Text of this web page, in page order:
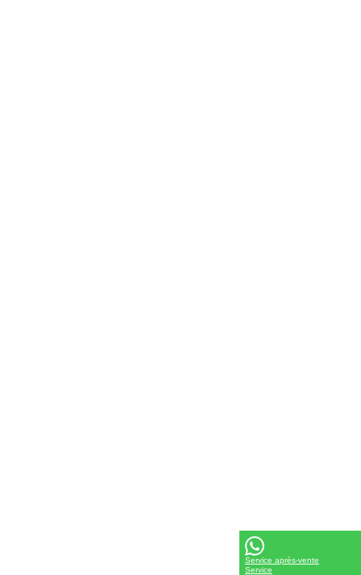
Service après-vente
Service